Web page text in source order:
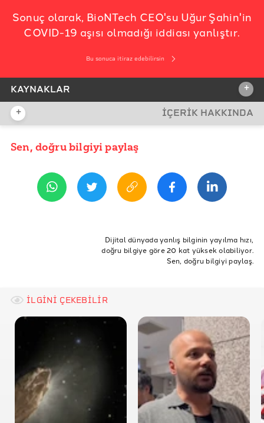
Sonuç olarak, BioNTech CEO'su Uğur Şahin'in
COVID-19 aşısı olmadığı iddiası yanlıştır.
Bu sonuca itiraz edebilirsin
KAYNAKLAR +
İDDİA KAYNAĞI
REFERANSLAR
İddia Bağlantısı
Allgemeine Zeitung
W- German Regulation on Who Gets Vaccine First
+ İÇERİK HAKKINDA
YAYIN TARİHİ
özlem türeci aşı oldu mu?
Sen, doğru bilgiyi paylaş
Dijital dünyada yanlış bilginin yayılma hızı,
doğru bilgiye göre 20 kat yüksek olabiliyor.
Sen, doğru bilgiyi paylaş.
İLGİNİ ÇEKEBİLİR